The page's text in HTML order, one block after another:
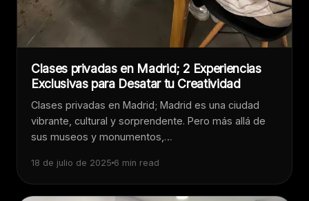
Clases privadas en Madrid; 2 Experiencias
Exclusivas para Desatar tu Creatividad
Clases privadas en Madrid; Madrid es una ciudad
vibrante, cultural y sorprendente. Pero más allá de
sus museos y monumentos,…
18 de julio de 2025 6 min read